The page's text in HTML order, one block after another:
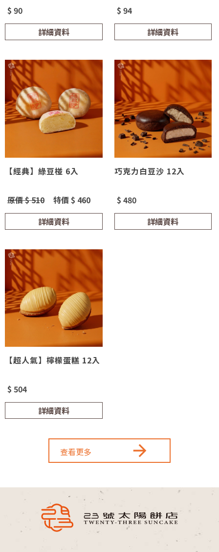
$ 90
詳細資料
$ 94
詳細資料
【經典】綠豆椪 6入
原價 $ 510
特價 $ 460
詳細資料
巧克力白豆沙 12入
$ 480
詳細資料
【超人氣】檸檬蛋糕 12入
$ 504
詳細資料
查看更多